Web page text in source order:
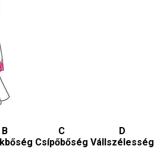
B
C
Csípőbőség
D
Vállszélesség